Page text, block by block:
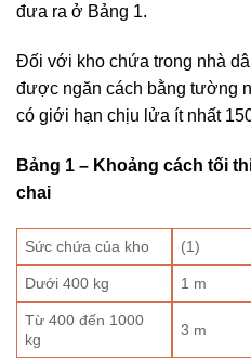
đưa ra ở Bảng 1.
Đối với kho chứa trong nhà
được ngăn cách bằng tường
có giới hạn chịu lửa ít nhất
Bảng 1 – Khoảng cách tối
chai
Sức chứa của kho (1)
Dưới 400 kg 1 m
Từ 400 đến 1000
kg
3 m